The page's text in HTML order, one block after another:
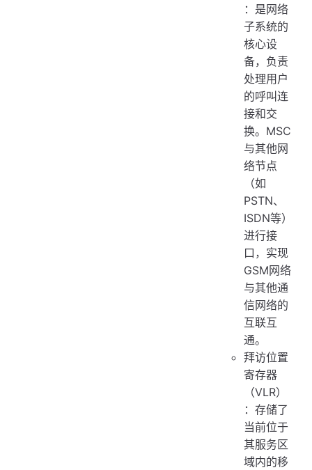
：是网络
子系统的
核心设
备，负责
处理用户
的呼叫连
接和交
换。MSC
与其他网
络节点
（如
PSTN、
ISDN等）
进行接
口，实现
GSM网络
与其他通
信网络的
互联互
通。
拜访位置
寄存器
（VLR）
：存储了
当前位于
其服务区
域内的移